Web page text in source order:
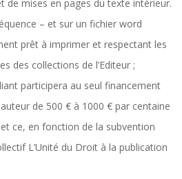
de mises en pages du texte intérieur.
– et sur un fichier word
prêt à imprimer et respectant les
des collections de l’Editeur ;
participera au seul financement
de 500 € à 1000 € par centaine
ce, en fonction de la subvention
L’Unité du Droit à la publication